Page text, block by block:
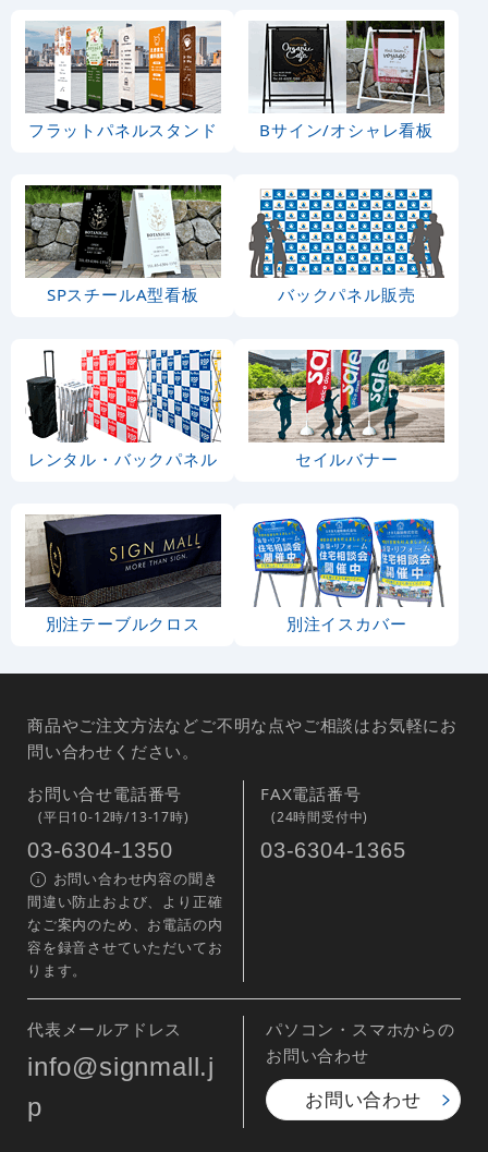
フラットパネルスタンド Bサイン/オシャレ看板
SPスチールA型看板 バックパネル販売
レンタル・バックパネル セイルバナー
別注テーブルクロス 別注イスカバー
商品やご注文方法などご不明な点やご相談はお気軽にお
問い合わせください。
お問い合せ電話番号
(平日10-12時/13-17時)
03-6304-1350
お問い合わせ内容の聞き
間違い防止および、より正確
なご案内のため、お電話の内
容を録音させていただいてお
ります。
FAX電話番号
(24時間受付中)
03-6304-1365
代表メールアドレス
info@signmall.j
p
パソコン・スマホからの
お問い合わせ
お問い合わせ